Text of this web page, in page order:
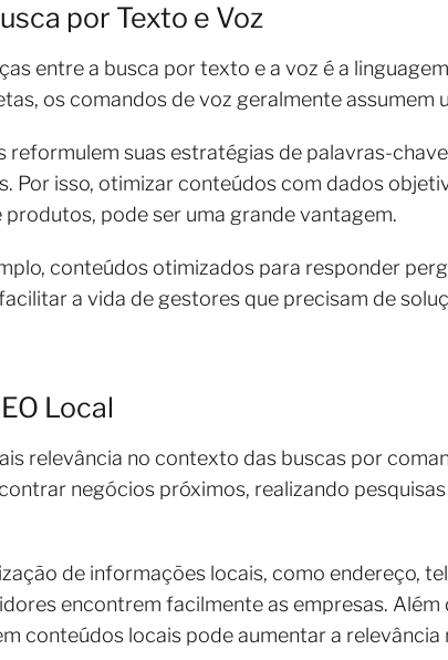
por Texto e Voz
entre a busca por texto e a voz é a
os comandos de voz geralmente assumem
reformulem suas estratégias de palavras-
Por isso, otimizar conteúdos com dados
pode ser uma grande vantagem.
conteúdos otimizados para responder
a vida de gestores que precisam de
Local
relevância no contexto das buscas por
negócios próximos, realizando
de informações locais, como endereço,
encontrem facilmente as empresas.
conteúdos locais pode aumentar a relevância